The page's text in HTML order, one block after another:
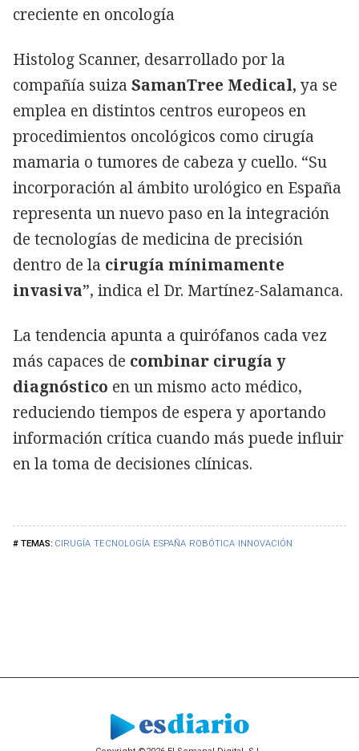
CIRUGÍA TECNOLOGÍA ESPAÑA ROBÓTICA INNOVACIÓN
creciente en oncología
Histolog Scanner, desarrollado por la
compañía suiza SamanTree Medical, ya se
emplea en distintos centros europeos en
procedimientos oncológicos como cirugía
mamaria o tumores de cabeza y cuello. “Su
incorporación al ámbito urológico en España
representa un nuevo paso en la integración
de tecnologías de medicina de precisión
dentro de la cirugía mínimamente
invasiva”, indica el Dr. Martínez-Salamanca.
La tendencia apunta a quirófanos cada vez
más capaces de combinar cirugía y
diagnóstico en un mismo acto médico,
reduciendo tiempos de espera y aportando
información crítica cuando más puede influir
en la toma de decisiones clínicas.